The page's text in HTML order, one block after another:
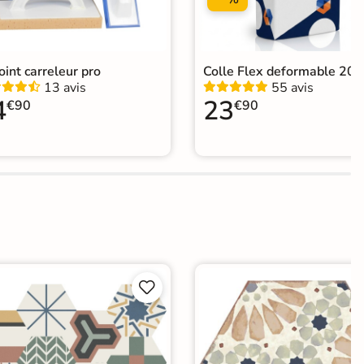
carreleur pro
13 avis
€90
Colle Flex deformable
55 avis
23€90

